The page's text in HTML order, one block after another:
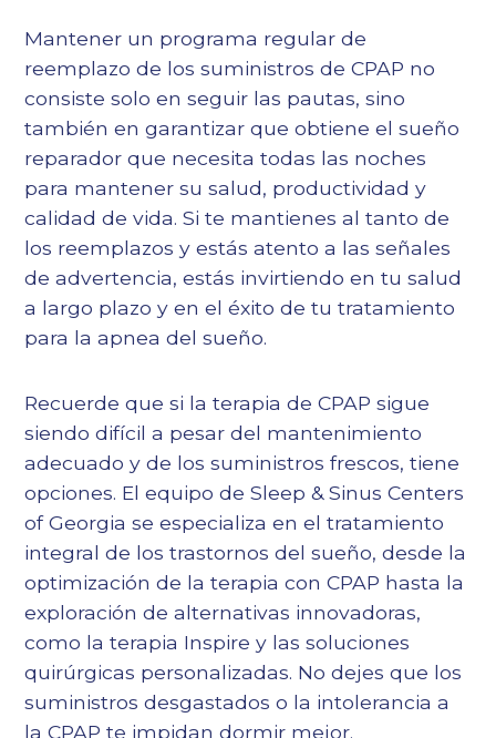
Mantener un programa regular de
reemplazo de los suministros de CPAP no
consiste solo en seguir las pautas, sino
también en garantizar que obtiene el sueño
reparador que necesita todas las noches
para mantener su salud, productividad y
calidad de vida. Si te mantienes al tanto de
los reemplazos y estás atento a las señales
de advertencia, estás invirtiendo en tu salud
a largo plazo y en el éxito de tu tratamiento
para la apnea del sueño.
Recuerde que si la terapia de CPAP sigue
siendo difícil a pesar del mantenimiento
adecuado y de los suministros frescos, tiene
opciones. El equipo de Sleep & Sinus Centers
of Georgia se especializa en el tratamiento
integral de los trastornos del sueño, desde la
optimización de la terapia con CPAP hasta la
exploración de alternativas innovadoras,
como la terapia Inspire y las soluciones
quirúrgicas personalizadas. No dejes que los
suministros desgastados o la intolerancia a
la CPAP te impidan dormir mejor.